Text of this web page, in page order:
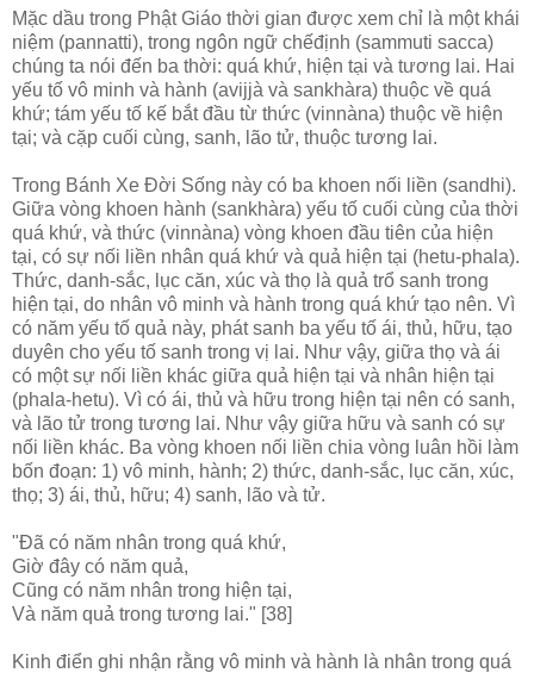
Mặc dầu trong Phật Giáo thời gian được xem chỉ là một khái
niệm (pannatti), trong ngôn ngữ chếđịnh (sammuti sacca)
chúng ta nói đến ba thời: quá khứ, hiện tại và tương lai. Hai
yếu tố vô minh và hành (avijjà và sankhàra) thuộc về quá
khứ; tám yếu tố kế bắt đầu từ thức (vinnàna) thuộc về hiện
tại; và cặp cuối cùng, sanh, lão tử, thuộc tương lai.
Trong Bánh Xe Ðời Sống này có ba khoen nối liền (sandhi).
Giữa vòng khoen hành (sankhàra) yếu tố cuối cùng của thời
quá khứ, và thức (vinnàna) vòng khoen đầu tiên của hiện
tại, có sự nối liền nhân quá khứ và quả hiện tại (hetu-phala).
Thức, danh-sắc, lục căn, xúc và thọ là quả trổ sanh trong
hiện tại, do nhân vô minh và hành trong quá khứ tạo nên. Vì
có năm yếu tố quả này, phát sanh ba yếu tố ái, thủ, hữu, tạo
duyên cho yếu tố sanh trong vị lai. Như vậy, giữa thọ và ái
có một sự nối liền khác giữa quả hiện tại và nhân hiện tại
(phala-hetu). Vì có ái, thủ và hữu trong hiện tại nên có sanh,
và lão tử trong tương lai. Như vậy giữa hữu và sanh có sự
nối liền khác. Ba vòng khoen nối liền chia vòng luân hồi làm
bốn đoạn: 1) vô minh, hành; 2) thức, danh-sắc, lục căn, xúc,
thọ; 3) ái, thủ, hữu; 4) sanh, lão và tử.
"Ðã có năm nhân trong quá khứ,
Giờ đây có năm quả,
Cũng có năm nhân trong hiện tại,
Và năm quả trong tương lai." [38]
Kinh điển ghi nhận rằng vô minh và hành là nhân trong quá